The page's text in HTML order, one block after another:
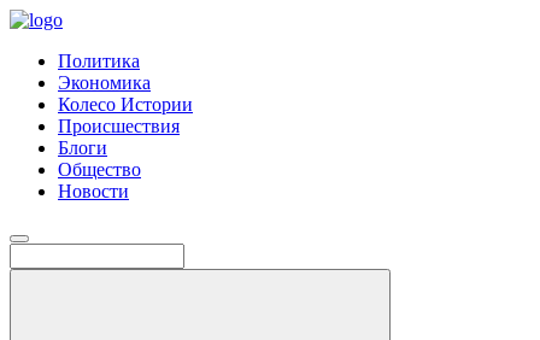
Политика
Экономика
Колесо Истории
Происшествия
Блоги
Общество
Новости